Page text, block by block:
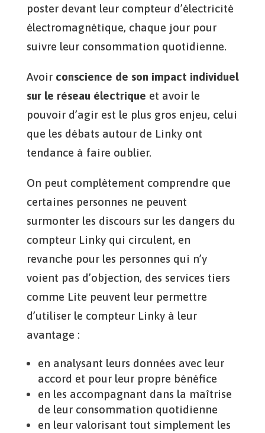
poster devant leur compteur d’électricité
électromagnétique, chaque jour pour
suivre leur consommation quotidienne.
Avoir conscience de son impact individuel
sur le réseau électrique et avoir le
pouvoir d’agir est le plus gros enjeu, celui
que les débats autour de Linky ont
tendance à faire oublier.
On peut complètement comprendre que
certaines personnes ne peuvent
surmonter les discours sur les dangers du
compteur Linky qui circulent, en
revanche pour les personnes qui n’y
voient pas d’objection, des services tiers
comme Lite peuvent leur permettre
d’utiliser le compteur Linky à leur
avantage :
en analysant leurs données avec leur
accord et pour leur propre bénéfice
en les accompagnant dans la maîtrise
de leur consommation quotidienne
en leur valorisant tout simplement les